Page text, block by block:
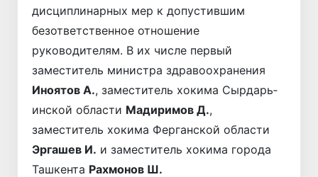
дисциплинарных мер к допустившим
безответственное отношение
руководителям. В их числе первый
заместитель министра здравоохранения
Иноятов А., заместитель хокима Сырдарь­
инской области Мадиримов Д.,
заместитель хокима Ферганской области
Эргашев И. и заместитель хокима города
Ташкента Рахмонов Ш.